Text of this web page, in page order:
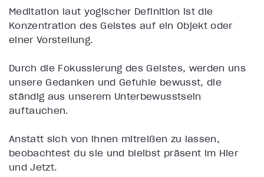
Meditation laut yogischer Definition ist die
Konzentration des Geistes auf ein Objekt oder
einer Vorstellung.
Durch die Fokussierung des Geistes, werden uns
unsere Gedanken und Gefühle bewusst, die
ständig aus unserem Unterbewusstsein
auftauchen.
Anstatt sich von ihnen mitreißen zu lassen,
beobachtest du sie und bleibst präsent im Hier
und Jetzt.